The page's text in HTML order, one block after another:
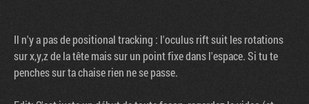
Il n'y a pas de positional tracking : l'oculus rift suit les rotations
sur x,y,z de la tête mais sur un point fixe dans l'espace. Si tu te
penches sur ta chaise rien ne se passe.